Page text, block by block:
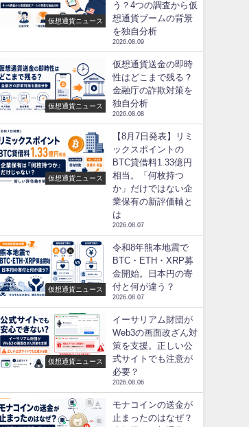
仮想通貨ニュース
う？4つの調査から仮
想通貨ブームの背景
を独自分析
2026.08.09
仮想通貨ニュース
仮想通貨送金の即時
性はどこまで残る？
金融庁の詐欺対策を
独自分析
2026.08.08
仮想通貨ニュース
【8月7日発表】リミ
ックスポイントの
BTC貸借料1.33億円
相当。「何枚持つ
か」だけではない企
業保有の新評価軸と
は
2026.08.07
仮想通貨ニュース
令和8年熊本地震で
BTC・ETH・XRP募
金開始。日本円の寄
付と何が違う？
2026.08.07
仮想通貨ニュース
イーサリアム財団が
Web3の画面改ざん対
策を支援。正しい公
式サイトでも注意が
必要？
2026.08.06
モナコインの送金が
止まったのはなぜ？